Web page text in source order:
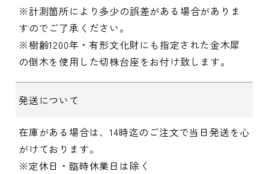
※計測箇所により多少の誤差がある場合がありま
すのでご了承ください。
※樹齢1200年・有形文化財にも指定された金木犀
の倒木を使用した切株台座をお付け致します。
発送について
在庫がある場合は、14時迄のご注文で当日発送を心
がけております。
※定休日・臨時休業日は除く